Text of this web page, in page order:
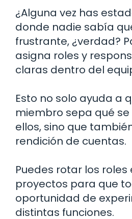
¿Alguna vez has
donde nadie sabía
frustrante, ¿verdad?
asigna roles y
claras dentro del
Esto no solo ayuda a
miembro sepa qué
ellos, sino que
rendición de cuentas.
Puedes rotar los
proyectos para que
oportunidad de
distintas funciones.